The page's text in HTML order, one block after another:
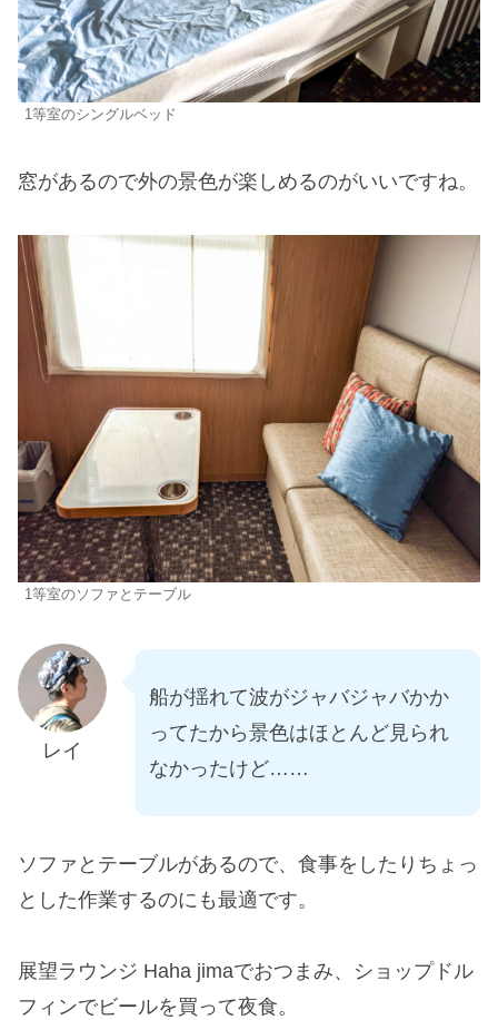
1等室のシングルベッド
窓があるので外の景色が楽しめるのがいいですね。
1等室のソファとテーブル
レイ
船が揺れて波がジャバジャバかか
ってたから景色はほとんど見られ
なかったけど……
ソファとテーブルがあるので、食事をしたりちょっ
とした作業するのにも最適です。
展望ラウンジ Haha jimaでおつまみ、ショップドル
フィンでビールを買って夜食。